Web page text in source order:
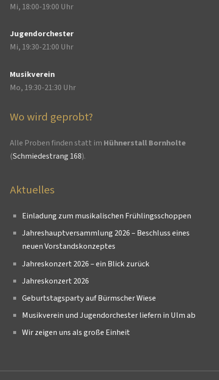
Mi, 18:00-19:00 Uhr
Jugendorchester
Mi, 19:30-21:00 Uhr
Musikverein
Mo, 19:30-21:30 Uhr
Wo wird geprobt?
Alle Proben finden statt im Hühnerstall Bornholte
(Schmiedestrang 168).
Aktuelles
Einladung zum musikalischen Frühlingsschoppen
Jahreshauptversammlung 2026 – Beschluss eines
neuen Vorstandskonzeptes
Jahreskonzert 2026 – ein Blick zurück
Jahreskonzert 2026
Geburtstagsparty auf Bürmscher Wiese
Musikverein und Jugendorchester liefern in Ulm ab
Wir zeigen uns als große Einheit